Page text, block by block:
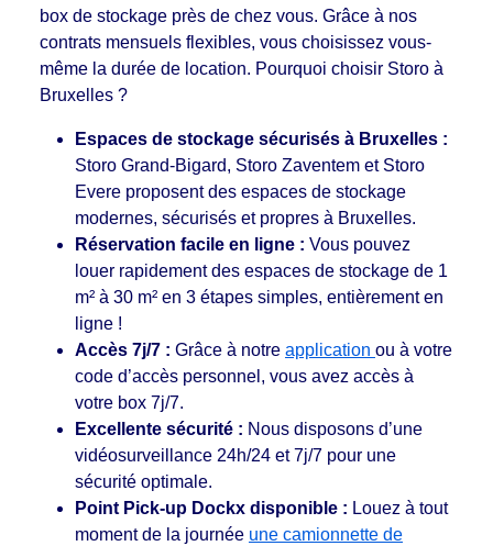
box de stockage près de chez vous. Grâce à nos
contrats mensuels flexibles, vous choisissez vous-
même la durée de location. Pourquoi choisir Storo à
Bruxelles ?
Espaces de stockage sécurisés à Bruxelles :
Storo Grand-Bigard, Storo Zaventem et Storo
Evere proposent des espaces de stockage
modernes, sécurisés et propres à Bruxelles.
Réservation facile en ligne : Vous pouvez
louer rapidement des espaces de stockage de 1
m² à 30 m² en 3 étapes simples, entièrement en
ligne !
Accès 7j/7 : Grâce à notre application ou à votre
code d’accès personnel, vous avez accès à
votre box 7j/7.
Excellente sécurité : Nous disposons d’une
vidéosurveillance 24h/24 et 7j/7 pour une
sécurité optimale.
Point Pick-up Dockx disponible : Louez à tout
moment de la journée une camionnette de